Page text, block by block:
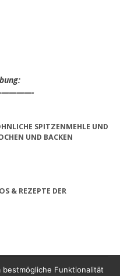
SPITZENMEHLE UND V
UND BACKEN
& REZEPTE DER
Funktionalität